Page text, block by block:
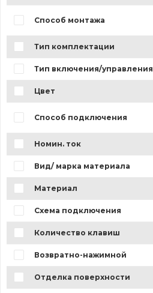
Способ монтажа
Тип комплектации
Тип включения/управления
Цвет
Способ подключения
Номин. ток
Вид/ марка материала
Материал
Схема подключения
Количество клавиш
Возвратно-нажимной
Отделка поверхности